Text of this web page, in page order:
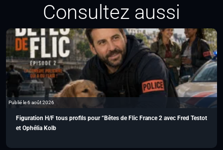
Consultez aussi
Publié le 6 août 2026
Figuration H/F tous profils pour “Bêtes de Flic France 2 avec Fred Testot
et Ophélia Kolb